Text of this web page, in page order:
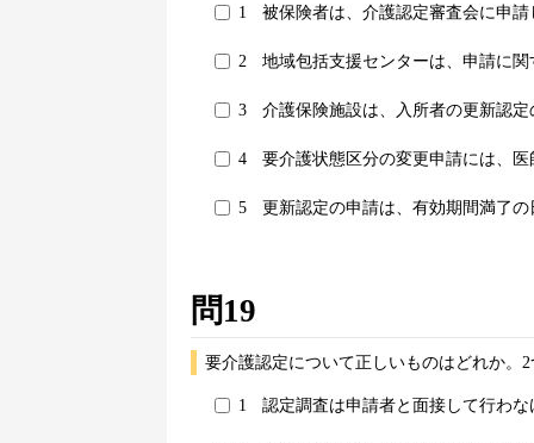
1 被保険者は、介護認定審査会に申
2 地域包括支援センターは、申請に
3 介護保険施設は、入所者の更新認
4 要介護状態区分の変更申請には、
5 更新認定の申請は、有効期間満了
問19
要介護認定について正しいものはどれか。
1 認定調査は申請者と面接して行わ